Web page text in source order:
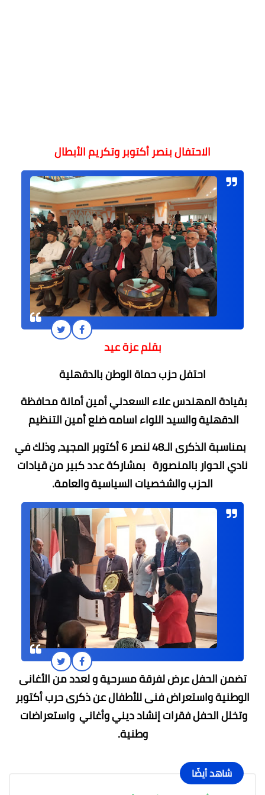
الاحتفال بنصر أكتوبر وتكريم الأبطال
بقلم عزة عيد
احتفل حزب حماة الوطن بالدقهلية
بقيادة المهندس علاء السعدني أمين أمانة محافظة
الدقهلية والسيد اللواء اسامه ضلع أمين التنظيم
بمناسبة الذكرى الـ48 لنصر 6 أكتوبر المجيد، وذلك في
نادي الحوار بالمنصورة بمشاركة عدد كبير من قيادات
الحزب والشخصيات السياسية والعامة.
تضمن الحفل عرض لفرقة مسرحية و لعدد من الأغانى
الوطنية واستعراض فنى للأطفال عن ذكرى حرب أكتوبر
وتخلل الحفل فقرات إنشاد ديني وأغاني واستعراضات
وطنية.
شاهد أيضًا